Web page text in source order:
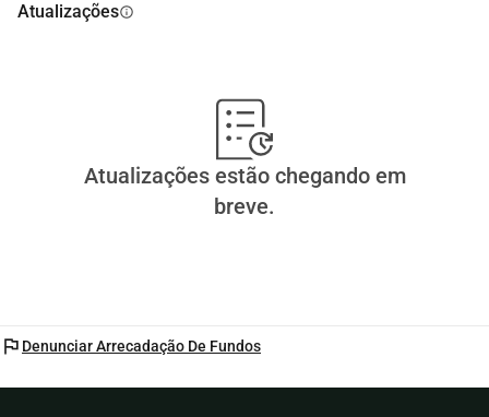
Atualizaçõesinfo
Atualizações estão chegando em
breve.
flag Denunciar Arrecadação De Fundos